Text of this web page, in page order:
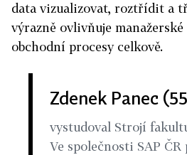
data vizualizovat, roztřídit a
výrazně ovlivňuje
obchodní procesy celkově.
Zdenek Panec
vystudoval Strojí
Ve společnosti SAP